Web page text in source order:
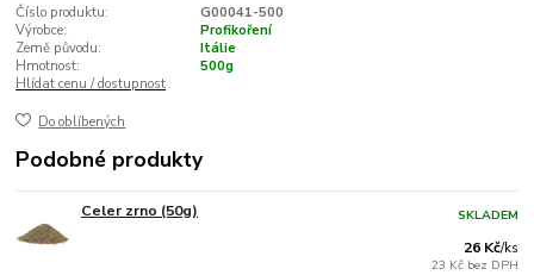
Číslo produktu:
G00041-500
Výrobce:
Profikoření
Země původu:
Itálie
Hmotnost:
500g
Hlídat cenu / dostupnost
Do oblíbených
Podobné produkty
Celer zrno (50g)
26 Kč/ks
23 Kč bez DPH
SKLADEM